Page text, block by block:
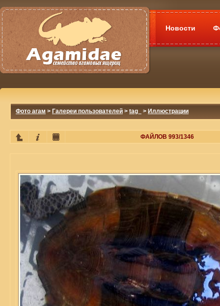
Новости
Фото агам > Галереи пользователей > tag_ > Иллюстрации
ФАЙЛОВ 993/1346